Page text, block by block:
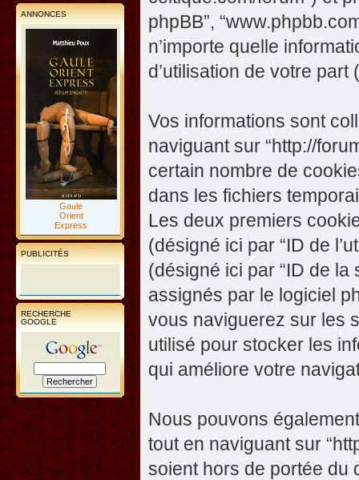
ANNONCES
Gaule
Orient
Express
PUBLICITÉS
RECHERCHE
GOOGLE
phpBB”,
n’importe quelle
d’utilisation de votre part
Vos informations sont
naviguant sur “http://
certain nombre de
dans les fichiers
Les deux premiers
(désigné ici par “ID de
(désigné ici par “ID de
assignés par le logiciel
vous naviguerez sur les
utilisé pour stocker les
qui améliore votre
Nous pouvons
tout en naviguant sur
soient hors de portée du